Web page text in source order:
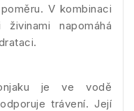
V kombinaci
napomáhá
je ve vodě
trávení. Její